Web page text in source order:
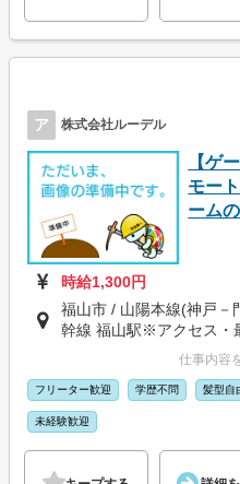
ア 株式会社ルーデル
【ゲ
モー
ーム
時給1,300円
福山市 / 山陽本線(神戸－
幹線 福山駅※アクセス・
仕事内容
フリーター歓迎 学歴不問 髪型自
未経験歓迎